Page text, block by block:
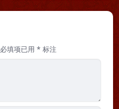
必填项已用 * 标注